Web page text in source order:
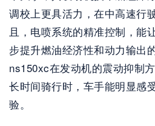
调校上更具活力，在中高速行
且，电喷系统的精准控制，能
步提升燃油经济性和动力输出
ns150xc在发动机的震动抑制
长时间骑行时，车手能明显感
验。